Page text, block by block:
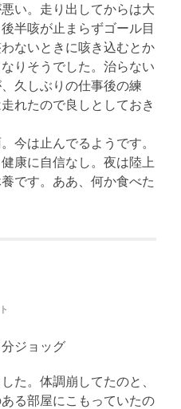
い。走り出してからは大
半咳が止まらずゴール目
ないときに咳き込むとか
りそうでした。治らない
久しぶりの仕事後の練
れたので良しとしておき
今は止んでるようです。
康に自信なし。夜は陸上
です。ああ、何か食べた
ジョッグ
た。体調崩してたのと、
る部屋にこもっていたの